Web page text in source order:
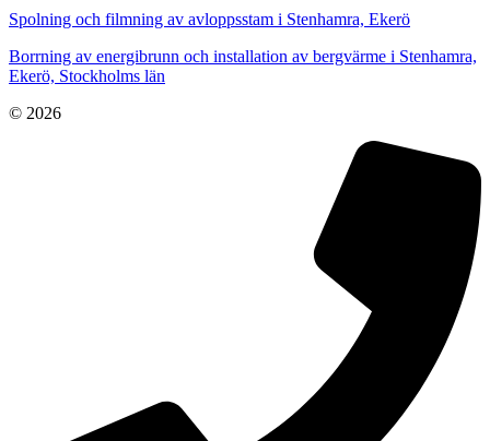
Spolning och filmning av avloppsstam i Stenhamra, Ekerö
Borrning av energibrunn och installation av bergvärme i Stenhamra,
Ekerö, Stockholms län
© 2026